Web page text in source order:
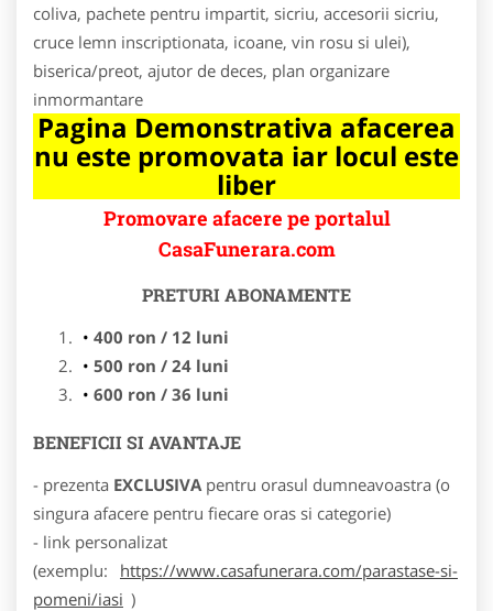
coliva, pachete pentru impartit, sicriu, accesorii sicriu,
cruce lemn inscriptionata, icoane, vin rosu si ulei),
biserica/preot, ajutor de deces, plan organizare
inmormantare
Pagina Demonstrativa afacerea
nu este promovata iar locul este
liber
Promovare afacere pe portalul
CasaFunerara.com
PRETURI ABONAMENTE
400 ron / 12 luni
500 ron / 24 luni
600 ron / 36 luni
BENEFICII SI AVANTAJE
- prezenta EXCLUSIVA pentru orasul dumneavoastra (o
singura afacere pentru fiecare oras si categorie)
- link personalizat
(exemplu:
https://www.casafunerara.com/parastase-si-
pomeni/iasi )